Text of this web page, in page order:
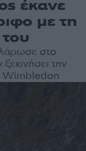
έκανε
με τη
στο
ξεκινήσει την
Wimbledon